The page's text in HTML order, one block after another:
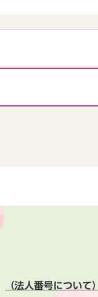
（法人番号について）